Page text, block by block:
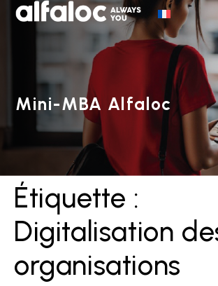
Mini-MBA Alfaloc
Étiquette :
Digitalisation
organisations